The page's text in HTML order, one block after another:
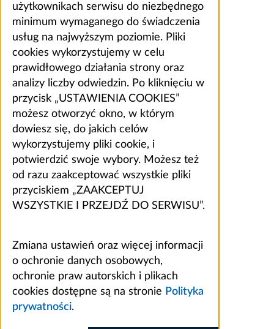
użytkownikach serwisu do niezbędnego
minimum wymaganego do świadczenia
usług na najwyższym poziomie. Pliki
cookies wykorzystujemy w celu
prawidłowego działania strony oraz
analizy liczby odwiedzin. Po kliknięciu w
przycisk „USTAWIENIA COOKIES”
możesz otworzyć okno, w którym
dowiesz się, do jakich celów
wykorzystujemy pliki cookie, i
potwierdzić swoje wybory. Możesz też
od razu zaakceptować wszystkie pliki
przyciskiem „ZAAKCEPTUJ
WSZYSTKIE I PRZEJDŹ DO SERWISU”.
Zmiana ustawień oraz więcej informacji
o ochronie danych osobowych,
ochronie praw autorskich i plikach
cookies dostępne są na stronie Polityka
prywatności.